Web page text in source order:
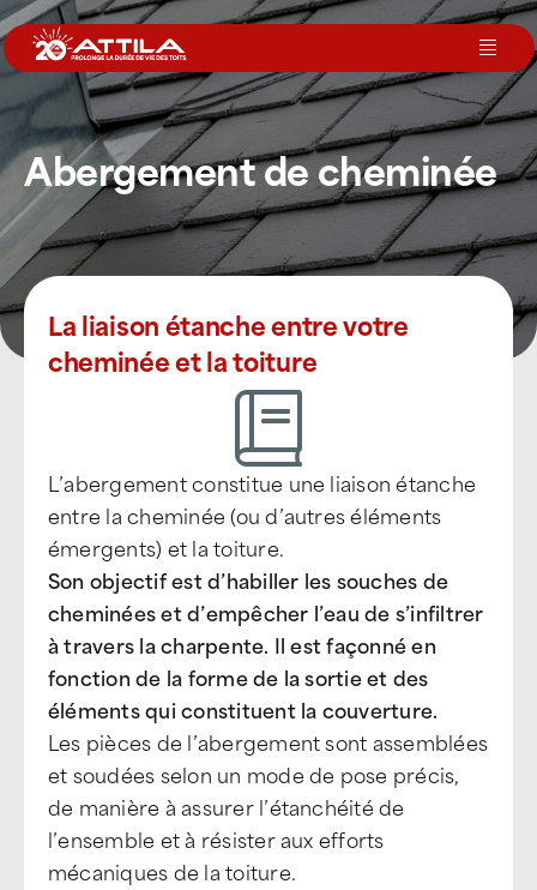
Passer
au
contenu
Le groupe
Nos services
Nos agences
Votre toit
Devenir Franchisé
Abergement de cheminée
La liaison étanche entre votre
cheminée et la toiture
L’abergement constitue une liaison étanche
entre la cheminée (ou d’autres éléments
émergents) et la toiture.
Son objectif est d’habiller les souches de
cheminées et d’empêcher l’eau de s’infiltrer
à travers la charpente. Il est façonné en
fonction de la forme de la sortie et des
éléments qui constituent la couverture.
Les pièces de l’abergement sont assemblées
et soudées selon un mode de pose précis,
de manière à assurer l’étanchéité de
l’ensemble et à résister aux efforts
mécaniques de la toiture.